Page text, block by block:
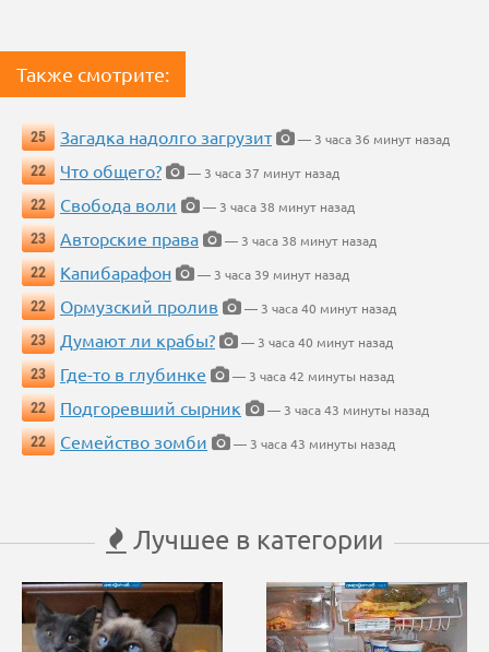
Также смотрите:
25 Загадка надолго загрузит
— 3 часа 36 минут назад
22
Что общего?
— 3 часа 37 минут назад
22
Свобода воли
— 3 часа 38 минут назад
23
Авторские права
— 3 часа 38 минут назад
22
Капибарафон
— 3 часа 39 минут назад
22
Ормузский пролив
— 3 часа 40 минут назад
23
Думают ли крабы?
— 3 часа 40 минут назад
23
Где-то в глубинке
— 3 часа 42 минуты назад
22
Подгоревший сырник
— 3 часа 43 минуты назад
22
Семейство зомби — 3 часа 43 минуты назад
Лучшее в категории